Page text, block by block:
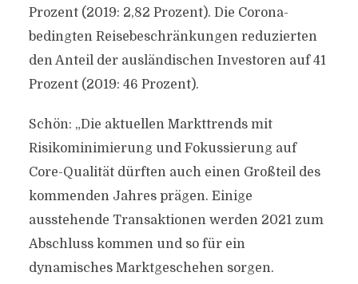
Prozent (2019: 2,82 Prozent). Die Corona-
bedingten Reisebeschränkungen reduzierten
den Anteil der ausländischen Investoren auf 41
Prozent (2019: 46 Prozent).
Schön: „Die aktuellen Markttrends mit
Risikominimierung und Fokussierung auf
Core-Qualität dürften auch einen Großteil des
kommenden Jahres prägen. Einige
ausstehende Transaktionen werden 2021 zum
Abschluss kommen und so für ein
dynamisches Marktgeschehen sorgen.